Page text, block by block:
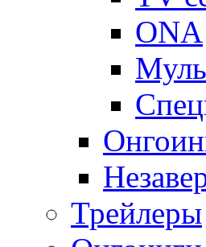
ONA
Трейлеры